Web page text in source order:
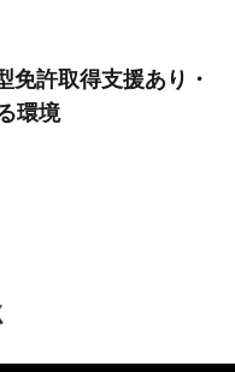
免許取得支援あり・
環境